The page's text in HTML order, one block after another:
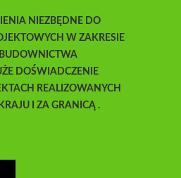
NIEZBĘDNE DO
W ZAKRESIE
DOŚWIADCZENIE
REALIZOWANYCH
I ZA GRANICĄ .